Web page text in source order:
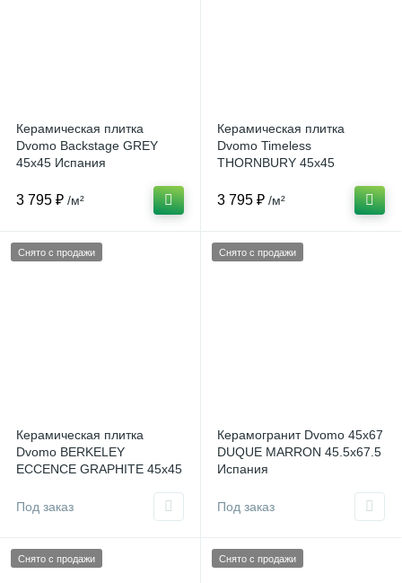
Керамическая плитка
Dvomo Backstage GREY
45x45 Испания
3 795 ₽ /м²
Керамическая плитка
Dvomo Timeless
THORNBURY 45x45
3 795 ₽ /м²
Снято с продажи
Керамическая плитка
Dvomo BERKELEY
ECCENCE GRAPHITE 45x45
Под заказ
Снято с продажи
Керамогранит Dvomo 45х67
DUQUE MARRON 45.5x67.5
Испания
Под заказ
Снято с продажи Снято с продажи